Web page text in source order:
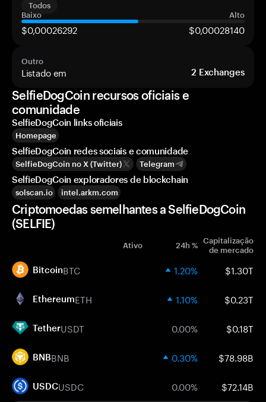
Todos
Baixo
Alto
$0,00026292 $0,00028140
Outro
Listado em 2 Exchanges
SelfieDogCoin recursos oficiais e
comunidade
SelfieDogCoin links oficiais
Homepage
SelfieDogCoin redes sociais e comunidade
SelfieDogCoin no X (Twitter) Telegram
SelfieDogCoin exploradores de blockchain
solscan.io intel.arkm.com
Criptomoedas semelhantes a SelfieDogCoin
(SELFIE)
Ativo 24h % Capitalização
de mercado
BitcoinBTC 1.20% $1.30T
EthereumETH 1.10% $0.23T
TetherUSDT 0.00% $0.18T
BNBBNB 0.30% $78.98B
USDCUSDC 0.00% $72.14B